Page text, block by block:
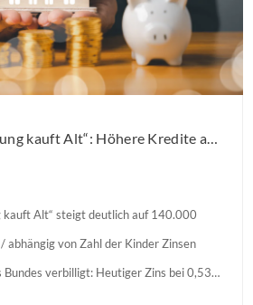
kauft Alt“ steigt deutlich auf 140.000
abhängig von Zahl der Kinder Zinsen
verbilligt: Heutiger Zins bei 0,53